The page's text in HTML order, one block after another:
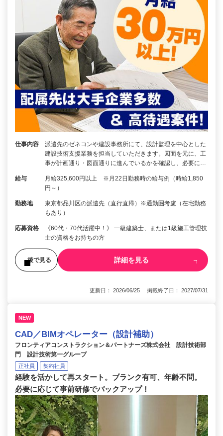
仕事内容
派遣先のゼネコンや建設事務所にて、設計監理を中心とした
建設技術支援業務を担当していただきます。図面を元に、工
事が計画通り・図面通りに進んでいるかを確認し、必要に…
給与
月給325,600円以上 ※月22日勤務時の給与例（時給1,850
円～）
勤務地
東京都品川区の派遣先（直行直帰）※通勤圏考慮（在宅勤務
もあり）
応募資格
《60代・70代活躍中！》 一級建築士、または1級施工管理技
士の資格をお持ちの方
後で見る 詳細を見る
更新日： 2026/06/25 掲載終了日： 2027/07/31
NEW
CAD／BIMオペレーター（設計補助）
フロンティアコンストラクション＆パートナーズ株式会社 設計技術部
門 設計技術第一グループ
正社員 契約社員
経験を活かして再スタート。ブランク有可、年齢不問。
必要に応じて事前研修でバックアップ！